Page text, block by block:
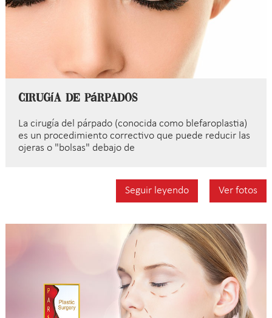
Cirugía de párpados
La cirugía del párpado (conocida como blefaroplastia)
es un procedimiento correctivo que puede reducir las
ojeras o "bolsas" debajo de
Seguir leyendo Ver fotos